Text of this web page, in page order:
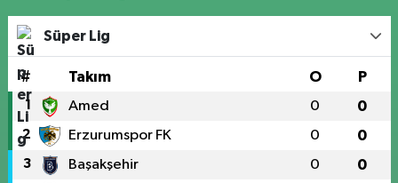
Süper Lig
# Takım O P
1 Amed 0 0
2 Erzurumspor FK 0 0
3 Başakşehir 0 0